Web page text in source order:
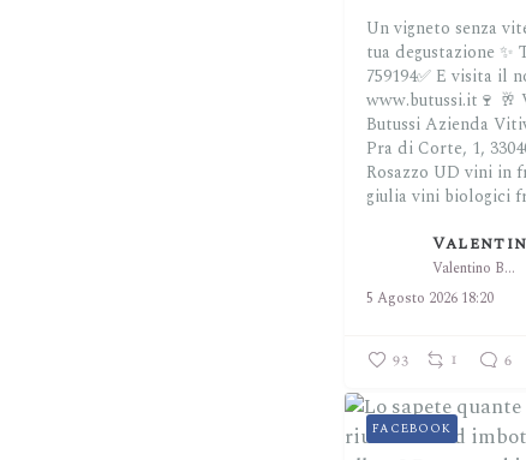
Un vigneto senza
tua degustazione ✨
759194✅ E visita il
www.butussi.it🍷 🥂
Butussi Azienda
Pra di Corte, 1,
Rosazzo UD vini in
giulia vini biologici
Valentino Butussi
5 Agosto 2026 18:20
93 1 6
FACEBOOK